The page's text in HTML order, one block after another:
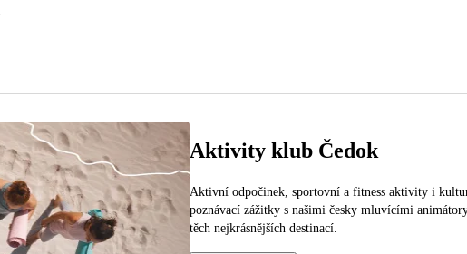
Aktivity klub Čedok
Aktivní odpočinek, sportovní a fitness aktivity i
poznávací zážitky s našimi česky mluvícími
těch nejkrásnějších destinací.